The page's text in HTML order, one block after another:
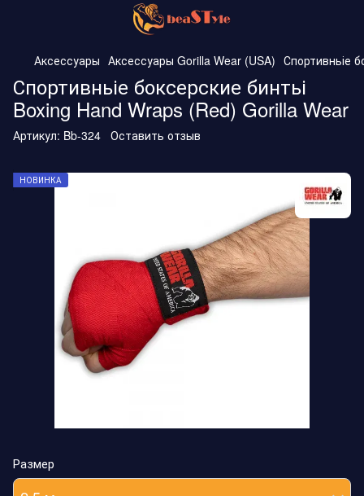
Аксессуары Аксессуары Gorilla Wear (USA) Спортивньіе
Спортивньіе боксерские бинтьі
Boxing Hand Wraps (Red) Gorilla Wear
Артикул: Bb-324 Оставить отзыв
НОВИНКА
Размер